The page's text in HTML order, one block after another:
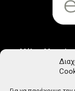
Μέλος Μητρώου